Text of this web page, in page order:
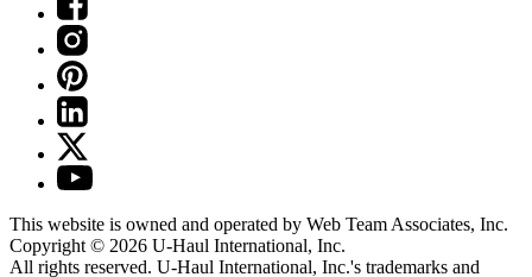
This website is owned and operated by Web Team Associates, Inc.
Copyright © 2026 U-Haul International, Inc.
All rights reserved. U-Haul International, Inc.'s trademarks and